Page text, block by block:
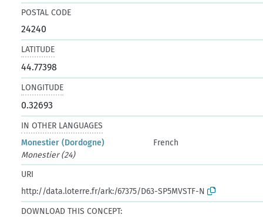
POSTAL CODE
24240
LATITUDE
44.77398
LONGITUDE
0.32693
IN OTHER LANGUAGES
Monestier (Dordogne)
French
Monestier (24)
URI
http://data.loterre.fr/ark:/67375/D63-SP5MVSTF-N
DOWNLOAD THIS CONCEPT: